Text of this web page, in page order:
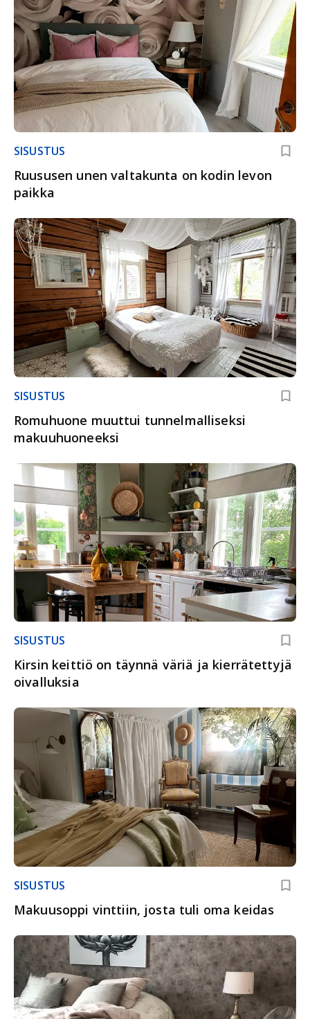
SISUSTUS
Ruususen unen valtakunta on kodin levon
paikka
SISUSTUS
Romuhuone muuttui tunnelmalliseksi
makuuhuoneeksi
SISUSTUS
Kirsin keittiö on täynnä väriä ja kierrätettyjä
oivalluksia
SISUSTUS
Makuusoppi vinttiin, josta tuli oma keidas